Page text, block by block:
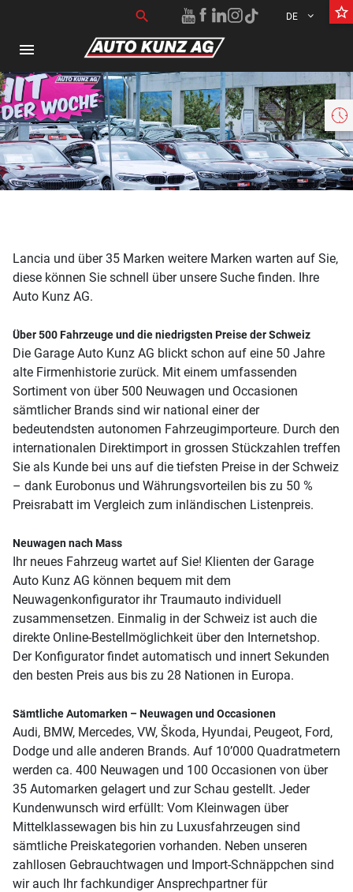
menu
Suchen nach:
search DE star_border
Lancia und über 35 Marken weitere Marken warten auf Sie,
diese können Sie schnell über unsere Suche finden. Ihre
Auto Kunz AG.
Über 500 Fahrzeuge und die niedrigsten Preise der Schweiz
Die Garage Auto Kunz AG blickt schon auf eine 50 Jahre
alte Firmenhistorie zurück. Mit einem umfassenden
Sortiment von über 500 Neuwagen und Occasionen
sämtlicher Brands sind wir national einer der
bedeutendsten autonomen Fahrzeugimporteure. Durch den
internationalen Direktimport in grossen Stückzahlen treffen
Sie als Kunde bei uns auf die tiefsten Preise in der Schweiz
– dank Eurobonus und Währungsvorteilen bis zu 50 %
Preisrabatt im Vergleich zum inländischen Listenpreis.
Neuwagen nach Mass
Ihr neues Fahrzeug wartet auf Sie! Klienten der Garage
Auto Kunz AG können bequem mit dem
Neuwagenkonfigurator ihr Traumauto individuell
zusammensetzen. Einmalig in der Schweiz ist auch die
direkte Online-Bestellmöglichkeit über den Internetshop.
Der Konfigurator findet automatisch und innert Sekunden
den besten Preis aus bis zu 28 Nationen in Europa.
Sämtliche Automarken – Neuwagen und Occasionen
Audi, BMW, Mercedes, VW, Škoda, Hyundai, Peugeot, Ford,
Dodge und alle anderen Brands. Auf 10’000 Quadratmetern
werden ca. 400 Neuwagen und 100 Occasionen von über
35 Automarken gelagert und zur Schau gestellt. Jeder
Kundenwunsch wird erfüllt: Vom Kleinwagen über
Mittelklassewagen bis hin zu Luxusfahrzeugen sind
sämtliche Preiskategorien vorhanden. Neben unseren
zahllosen Gebrauchtwagen und Import-Schnäppchen sind
wir auch Ihr fachkundiger Ansprechpartner für